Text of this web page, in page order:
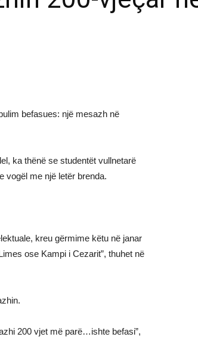
befasues: një mesazh në
ka thënë se studentët vullnetarë
vogël me një letër brenda.
kreu gërmime këtu në janar
ose Kampi i Cezarit”, thuhet në
200 vjet më parë…ishte befasi”,